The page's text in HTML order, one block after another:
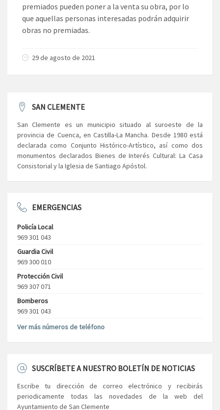
premiados pueden poner a la venta su obra, por lo
que aquellas personas interesadas podrán adquirir
obras no premiadas.
29 de agosto de 2021
SAN CLEMENTE
San Clemente es un municipio situado al suroeste de la
provincia de Cuenca, en Castilla-La Mancha. Desde 1980 está
declarada como Conjunto Histórico-Artístico, así como dos
monumentos declarados Bienes de Interés Cultural: La Casa
Consistorial y la Iglesia de Santiago Apóstol.
EMERGENCIAS
Policía Local
969 301 043
Guardia Civil
969 300 010
Protección Civil
969 307 071
Bomberos
969 301 043
Ver más números de teléfono
SUSCRÍBETE A NUESTRO BOLETÍN DE NOTICIAS
Escribe tu dirección de correo electrónico y recibirás
periodicamente todas las novedades de la web del
Ayuntamiento de San Clemente